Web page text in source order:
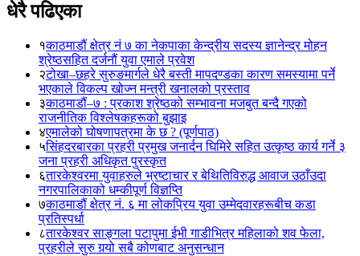
धेरै पढिएका
१काठमाडौं क्षेत्र नं ७ का नेकपाका केन्द्रीय सदस्य ज्ञानेन्द्र मोहन
श्रेष्ठसहित दर्जनौं युवा एमाले प्रवेश
२टोखा–छहरे सुरुङमार्गले धेरै बस्ती मापदण्डका कारण समस्यामा पर्ने
भएकाले विकल्प खोज्न मन्त्री खनालको प्रस्ताव
३काठमाडौं–७ : प्रकाश श्रेष्ठको सम्भावना मजबुत बन्दै गएको
राजनीतिक विश्लेषकहरूको बुझाइ
४एमालेको घोषणापत्रमा के छ ? (पूर्णपाठ)
५सिंहदरबारका प्रहरी प्रमुख जनार्दन घिमिरे सहित उत्कृष्ठ कार्य गर्ने ३
जना प्रहरी अधिकृत पुरस्कृत
६तारकेश्वरमा युवाहरुले भ्रष्टाचार र बेथितिविरुद्ध आवाज उठाँउदा
नगरपालिकाको धम्कीपूर्ण विज्ञप्ति
७काठमाडौं क्षेत्र नं. ६ मा लोकप्रिय युवा उम्मेदवारहरूबीच कडा
प्रतिस्पर्धा
८तारकेश्वर साङ्गला पटापुमा ईभी गाडीभित्र महिलाको शव फेला,
प्रहरीले सुरु गर्‍यो सबै कोणबाट अनुसन्धान